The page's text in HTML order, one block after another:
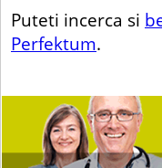
Puteti incerca si
Perfektum.